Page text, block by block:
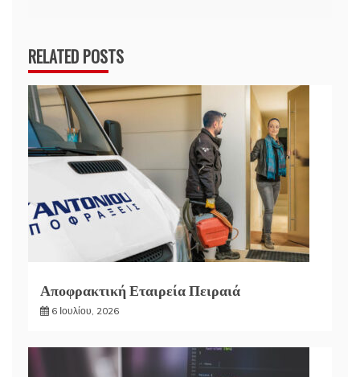
RELATED POSTS
Αποφρακτική Εταιρεία Πειραιά
6 Ιουλίου, 2026